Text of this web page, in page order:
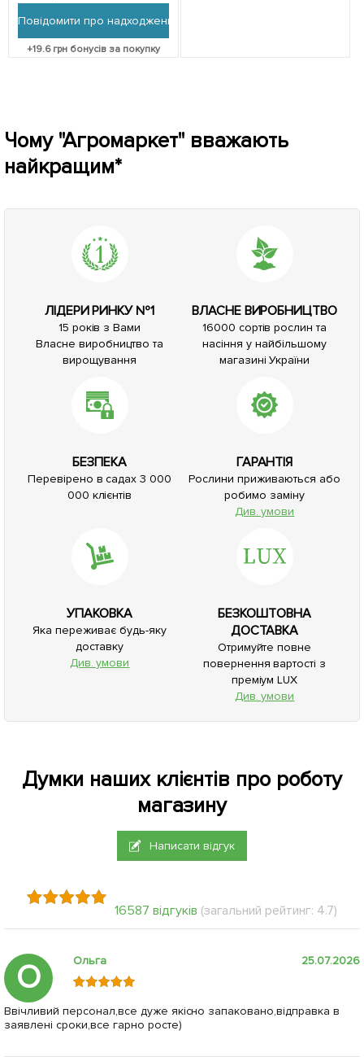
Повідомити про надходження
+19.6грн бонусів за покупку
Чому "Агромаркет" вважають
найкращим*
ЛІДЕРИ РИНКУ №1
15 років з Вами
Власне виробництво та
вирощування
ВЛАСНЕ ВИРОБНИЦТВО
16000 сортів рослин та
насіння у найбільшому
магазині України
БЕЗПЕКА
Перевірено в садах 3 000
000 клієнтів
ГАРАНТІЯ
Рослини приживаються або
робимо заміну
Див. умови
УПАКОВКА
Яка переживає будь-яку
доставку
Див. умови
БЕЗКОШТОВНА
ДОСТАВКА
Отримуйте повне
повернення вартості з
преміум LUX
Див. умови
Думки наших клієнтів про роботу
магазину
Написати відгук
16587 відгуків (загальний рейтинг: 4.7)
О Ольга 25.07.2026
Ввічливий персонал,все дуже якісно запаковано,відправка в
заявлені сроки,все гарно росте)